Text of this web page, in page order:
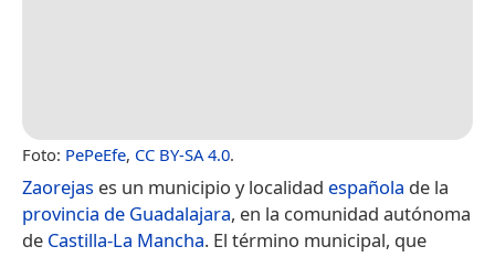
Foto: PePeEfe, CC BY-SA 4.0.
Zaorejas es un municipio y localidad española de la
provincia de Guadalajara, en la comunidad autónoma
de Castilla-La Mancha. El término municipal, que